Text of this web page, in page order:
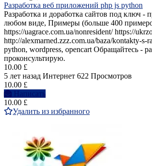
Разработка веб приложений php js python
Разработка и доработка сайтов под ключ -
любом виде, Примеры (больше 400
https://uagrace.com.ua/nonresident/ https://
http://alexmarned.zzz.com.ua/baza/kontakty-s-
python, wordpress, opencart Обращайтесь -
проконсультирую.
10.00 £
5 лет назад Интернет 622 Просмотров
10.00 £
Написать
10.00 £
Удалить из избранного